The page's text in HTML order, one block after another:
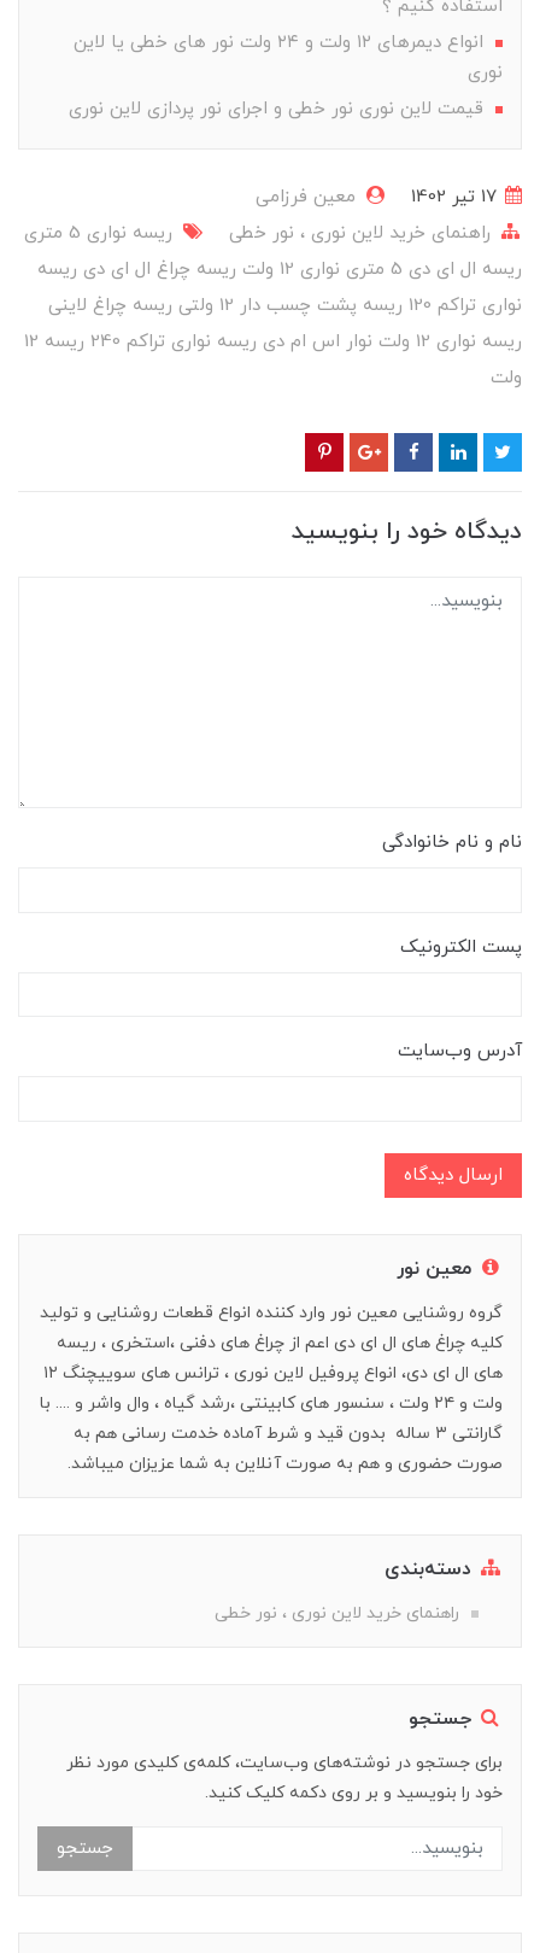
استفاده کنیم ؟
انواع دیمرهای ۱۲ ولت و ۲۴ ولت نور های خطی یا لاین
نوری
قیمت لاین نوری نور خطی و اجرای نور پردازی لاین نوری
معین فرزامی
راهنمای خرید‌ لاین نوری ، نور خطی
ریسه نواری 5 متری
ریسه ال ای دی 5 متری
نواری 12 ولت ریسه چراغ ال ای دی ریسه
نواری تراکم 120
ریسه پشت چسب دار 12 ولتی
ریسه چراغ لاینی
ریسه نواری 12 ولت
نوار اس ام دی ریسه نواری تراکم 240
ریسه 12
ولت
دیدگاه خود را بنویسید
نام و نام خانوادگی
پست الکترونیک
آدرس وب‌سایت
ارسال دیدگاه
معین نور
گروه روشنایی معین نور وارد کننده انواع قطعات روشنایی و تولید
کلیه چراغ های ال ای دی اعم از چراغ های دفنی ،استخری ، ریسه
های ال ای دی، انواع پروفیل لاین نوری ، ترانس های سوییچنگ ۱۲
ولت و ۲۴ ولت ، سنسور های کابینتی ،رشد گیاه ، وال واشر و .... با
گارانتی ۳ ساله بدون قید و شرط آماده خدمت رسانی هم به
صورت حضوری و هم به صورت آنلاین به شما عزیزان میباشد.
دسته‌بندی
راهنمای خرید‌ لاین نوری ، نور خطی
جستجو
برای جستجو در نوشته‌های وب‌سایت، کلمه‌ی کلیدی مورد نظر
خود را بنویسید و بر روی دکمه کلیک کنید.
جستجو